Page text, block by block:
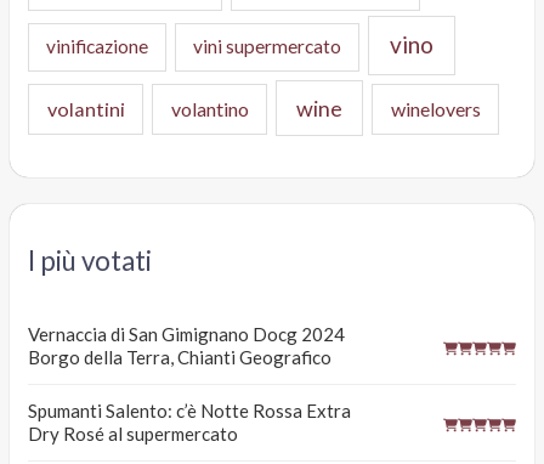
vinificazione vini supermercato vino
volantini volantino wine winelovers
I più votati
Vernaccia di San Gimignano Docg 2024
Borgo della Terra, Chianti Geografico
Spumanti Salento: c’è Notte Rossa Extra
Dry Rosé al supermercato